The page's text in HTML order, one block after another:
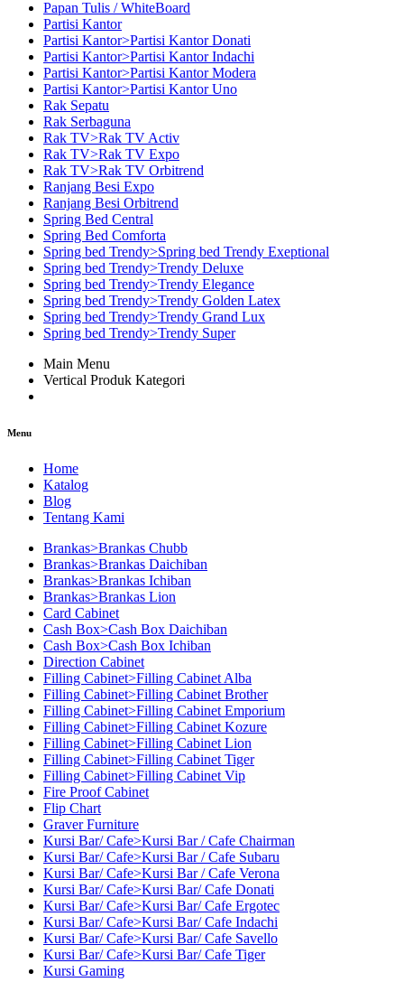
Papan Tulis / WhiteBoard
Partisi Kantor
Partisi Kantor>Partisi Kantor Donati
Partisi Kantor>Partisi Kantor Indachi
Partisi Kantor>Partisi Kantor Modera
Partisi Kantor>Partisi Kantor Uno
Rak Sepatu
Rak Serbaguna
Rak TV>Rak TV Activ
Rak TV>Rak TV Expo
Rak TV>Rak TV Orbitrend
Ranjang Besi Expo
Ranjang Besi Orbitrend
Spring Bed Central
Spring Bed Comforta
Spring bed Trendy>Spring bed Trendy Exeptional
Spring bed Trendy>Trendy Deluxe
Spring bed Trendy>Trendy Elegance
Spring bed Trendy>Trendy Golden Latex
Spring bed Trendy>Trendy Grand Lux
Spring bed Trendy>Trendy Super
Main Menu
Vertical Produk Kategori
Menu
Home
Katalog
Blog
Tentang Kami
Brankas>Brankas Chubb
Brankas>Brankas Daichiban
Brankas>Brankas Ichiban
Brankas>Brankas Lion
Card Cabinet
Cash Box>Cash Box Daichiban
Cash Box>Cash Box Ichiban
Direction Cabinet
Filling Cabinet>Filling Cabinet Alba
Filling Cabinet>Filling Cabinet Brother
Filling Cabinet>Filling Cabinet Emporium
Filling Cabinet>Filling Cabinet Kozure
Filling Cabinet>Filling Cabinet Lion
Filling Cabinet>Filling Cabinet Tiger
Filling Cabinet>Filling Cabinet Vip
Fire Proof Cabinet
Flip Chart
Graver Furniture
Kursi Bar/ Cafe>Kursi Bar / Cafe Chairman
Kursi Bar/ Cafe>Kursi Bar / Cafe Subaru
Kursi Bar/ Cafe>Kursi Bar / Cafe Verona
Kursi Bar/ Cafe>Kursi Bar/ Cafe Donati
Kursi Bar/ Cafe>Kursi Bar/ Cafe Ergotec
Kursi Bar/ Cafe>Kursi Bar/ Cafe Indachi
Kursi Bar/ Cafe>Kursi Bar/ Cafe Savello
Kursi Bar/ Cafe>Kursi Bar/ Cafe Tiger
Kursi Gaming